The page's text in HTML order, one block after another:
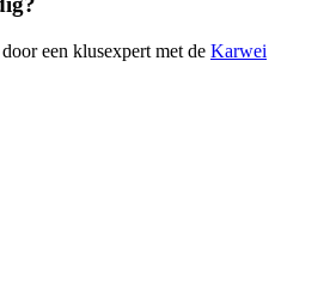
een klusexpert met de Karwei